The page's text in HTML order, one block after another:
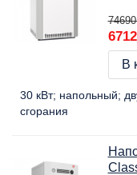
В
30 кВт напольный
сгорания